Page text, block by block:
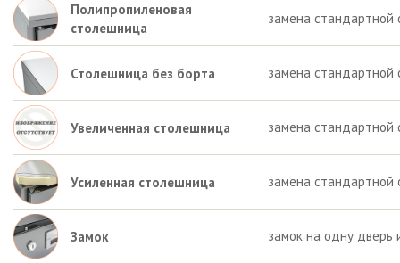
Полипропиленовая
столешница
замена стандартной
Столешница без борта замена стандартной
Увеличенная столешница замена стандартной
Усиленная столешница замена стандартной
Замок замок на одну дверь